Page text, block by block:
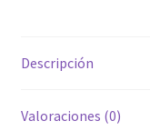
Sony
cantidad
Descripción
Valoraciones (0)